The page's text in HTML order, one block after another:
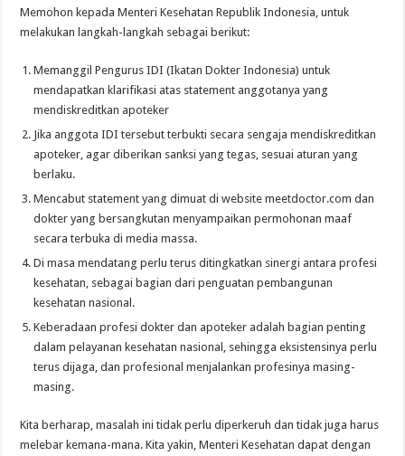
Memohon kepada Menteri Kesehatan Republik Indonesia, untuk
melakukan langkah-langkah sebagai berikut:
Memanggil Pengurus IDI (Ikatan Dokter Indonesia) untuk
mendapatkan klarifikasi atas statement anggotanya yang
mendiskreditkan apoteker
Jika anggota IDI tersebut terbukti secara sengaja mendiskreditkan
apoteker, agar diberikan sanksi yang tegas, sesuai aturan yang
berlaku.
Mencabut statement yang dimuat di website meetdoctor.com dan
dokter yang bersangkutan menyampaikan permohonan maaf
secara terbuka di media massa.
Di masa mendatang perlu terus ditingkatkan sinergi antara profesi
kesehatan, sebagai bagian dari penguatan pembangunan
kesehatan nasional.
Keberadaan profesi dokter dan apoteker adalah bagian penting
dalam pelayanan kesehatan nasional, sehingga eksistensinya perlu
terus dijaga, dan profesional menjalankan profesinya masing-
masing.
Kita berharap, masalah ini tidak perlu diperkeruh dan tidak juga harus
melebar kemana-mana. Kita yakin, Menteri Kesehatan dapat dengan